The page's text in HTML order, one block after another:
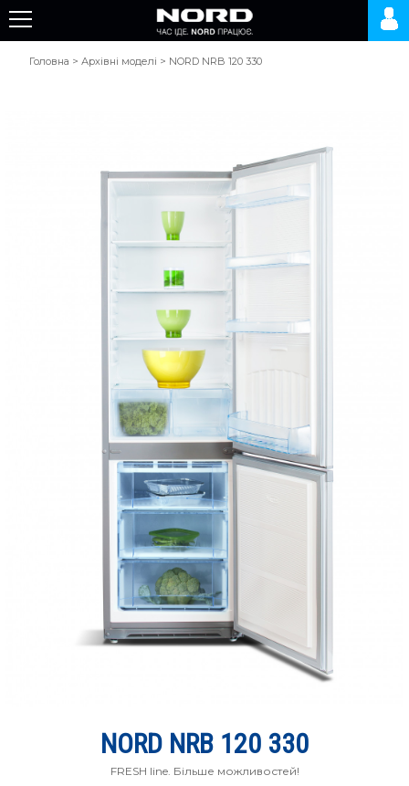
Головна >Архівні моделі > NORD NRB 120 330
NORD NRB 120 330
FRESH line. Більше можливостей!